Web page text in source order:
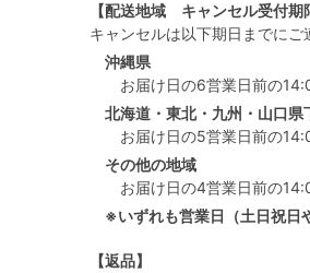
【配送地域 キャンセル受付期
キャンセルは以下期日までにご
沖縄県
お届け日の6営業日前の
北海道・東北・九州・山口県
お届け日の5営業日前の
その他の地域
お届け日の4営業日前の
※いずれも営業日（土日祝日
【返品】